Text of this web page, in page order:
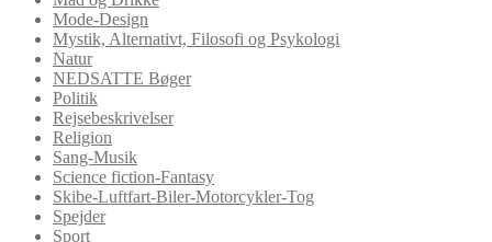
Mode-Design
Mystik, Alternativt, Filosofi og Psykologi
Natur
NEDSATTE Bøger
Politik
Rejsebeskrivelser
Religion
Sang-Musik
Science fiction-Fantasy
Skibe-Luftfart-Biler-Motorcykler-Tog
Spejder
Sport